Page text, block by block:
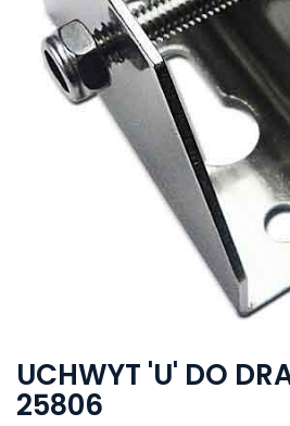
UCHWYT 'U' DO
25806